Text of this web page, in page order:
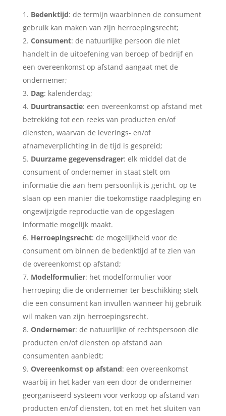
Bedenktijd: de termijn waarbinnen de consument
gebruik kan maken van zijn herroepingsrecht;
Consument: de natuurlijke persoon die niet
handelt in de uitoefening van beroep of bedrijf en
een overeenkomst op afstand aangaat met de
ondernemer;
Dag: kalenderdag;
Duurtransactie: een overeenkomst op afstand met
betrekking tot een reeks van producten en/of
diensten, waarvan de leverings- en/of
afnameverplichting in de tijd is gespreid;
Duurzame gegevensdrager: elk middel dat de
consument of ondernemer in staat stelt om
informatie die aan hem persoonlijk is gericht, op te
slaan op een manier die toekomstige raadpleging en
ongewijzigde reproductie van de opgeslagen
informatie mogelijk maakt.
Herroepingsrecht: de mogelijkheid voor de
consument om binnen de bedenktijd af te zien van
de overeenkomst op afstand;
Modelformulier: het modelformulier voor
herroeping die de ondernemer ter beschikking stelt
die een consument kan invullen wanneer hij gebruik
wil maken van zijn herroepingsrecht.
Ondernemer: de natuurlijke of rechtspersoon die
producten en/of diensten op afstand aan
consumenten aanbiedt;
Overeenkomst op afstand: een overeenkomst
waarbij in het kader van een door de ondernemer
georganiseerd systeem voor verkoop op afstand van
producten en/of diensten, tot en met het sluiten van